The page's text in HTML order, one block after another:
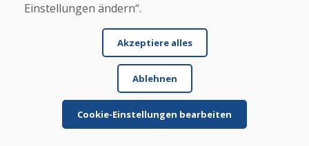
Einstellungen ändern“.
Akzeptiere alles
Ablehnen
Cookie-Einstellungen bearbeiten